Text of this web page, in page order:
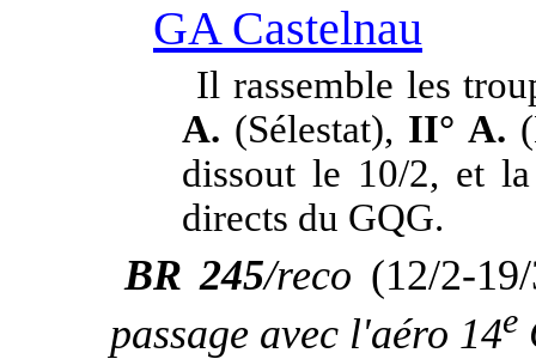
GA Castelnau
Il rassemble les
A. (Sélestat), II° A.
dissout le 10/2, et
directs du GQG.
BR 245/reco (12/2-
passage avec l'aéro 14e